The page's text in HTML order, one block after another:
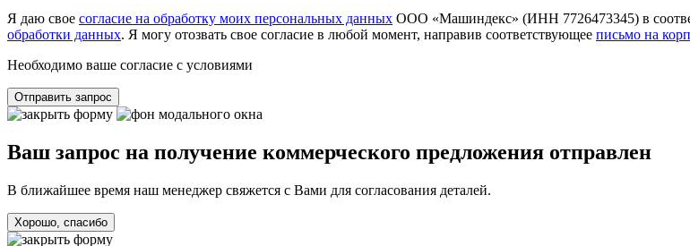
Я даю свое согласие на обработку моих персональных данных ООО «Машиндекс» (ИНН 7726473345) в
обработки данных. Я могу отозвать свое согласие в любой момент, направив соответствующее письмо на
Необходимо ваше согласие с условиями
Отправить запрос
Ваш запрос на получение коммерческого предложения отправлен
В ближайшее время наш менеджер свяжется с Вами для согласования деталей.
Хорошо, спасибо